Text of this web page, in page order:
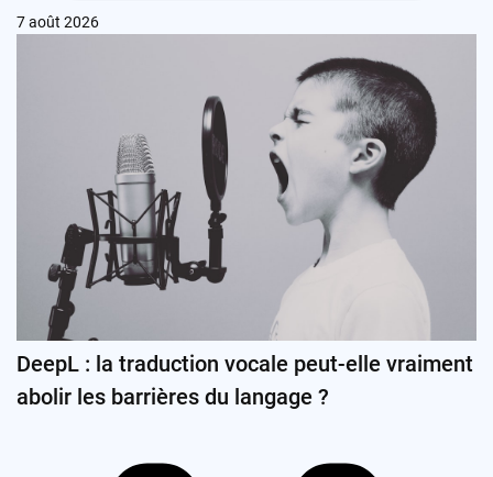
7 août 2026
DeepL : la traduction vocale peut-elle vraiment
abolir les barrières du langage ?